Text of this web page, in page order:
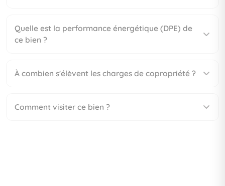
Quelle est la performance énergétique (DPE) de
ce bien ?
À combien s'élèvent les charges de copropriété ?
Comment visiter ce bien ?